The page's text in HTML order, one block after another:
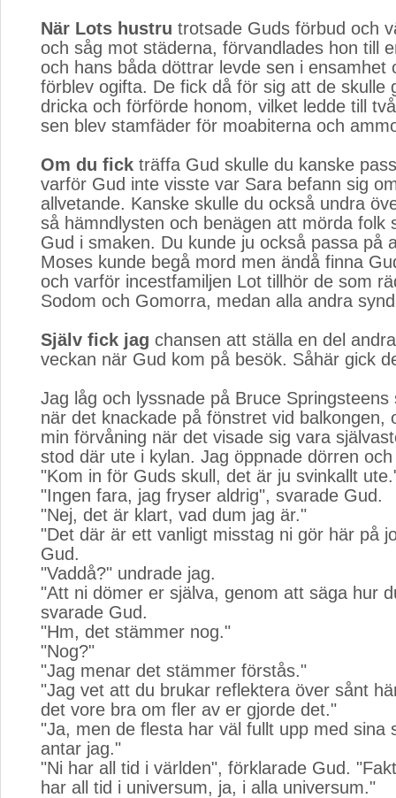
När Lots hustru trotsade Guds förbud och
och såg mot städerna, förvandlades hon till
och hans båda döttrar levde sen i ensamhet
förblev ogifta. De fick då för sig att de skulle
dricka och förförde honom, vilket ledde till
sen blev stamfäder för moabiterna och
Om du fick träffa Gud skulle du kanske
varför Gud inte visste var Sara befann sig
allvetande. Kanske skulle du också undra
så hämndlysten och benägen att mörda folk
Gud i smaken. Du kunde ju också passa på
Moses kunde begå mord men ändå finna
och varför incestfamiljen Lot tillhör de som
Sodom och Gomorra, medan alla andra
Själv fick jag chansen att ställa en del
veckan när Gud kom på besök. Såhär gick
Jag låg och lyssnade på Bruce Springsteens
när det knackade på fönstret vid balkongen,
min förvåning när det visade sig vara
stod där ute i kylan. Jag öppnade dörren
"Kom in för Guds skull, det är ju svinkallt
"Ingen fara, jag fryser aldrig", svarade Gud.
"Nej, det är klart, vad dum jag är."
"Det där är ett vanligt misstag ni gör här på
Gud.
"Vaddå?" undrade jag.
"Att ni dömer er själva, genom att säga hur
svarade Gud.
"Hm, det stämmer nog."
"Nog?"
"Jag menar det stämmer förstås."
"Jag vet att du brukar reflektera över sånt
det vore bra om fler av er gjorde det."
"Ja, men de flesta har väl fullt upp med sina
antar jag."
"Ni har all tid i världen", förklarade Gud.
har all tid i universum, ja, i alla universum."